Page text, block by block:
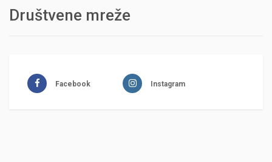
Društvene mreže
Facebook Instagram